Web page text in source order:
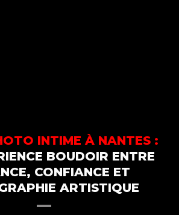
INTIME À NANTES :
BOUDOIR ENTRE
CONFIANCE ET
ARTISTIQUE